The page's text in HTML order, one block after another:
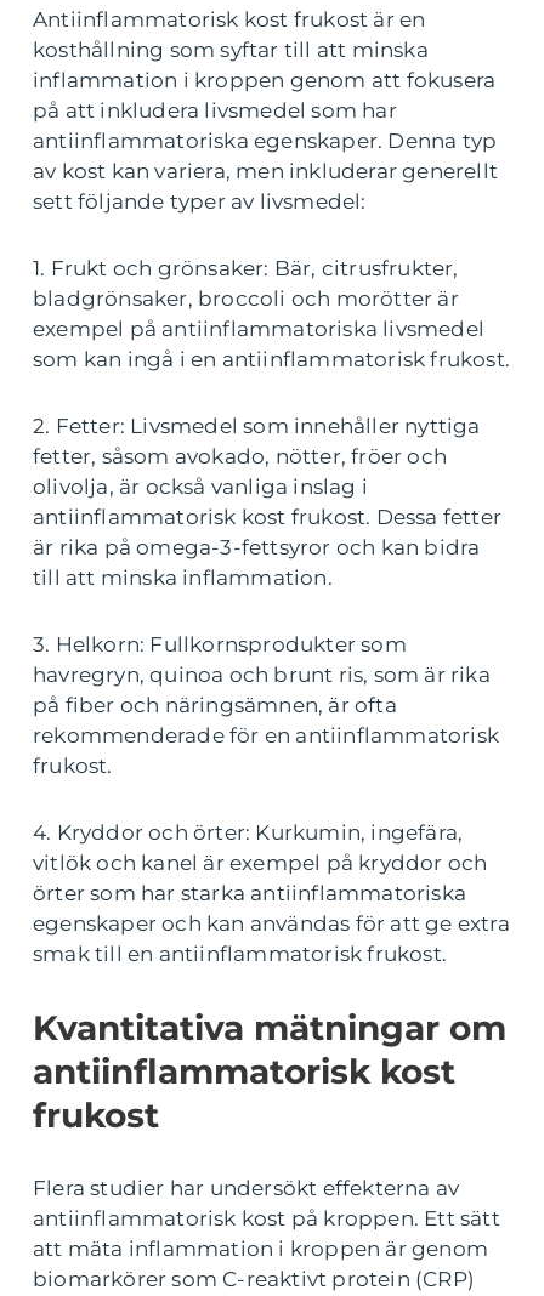
Antiinflammatorisk kost frukost är en
kosthållning som syftar till att minska
inflammation i kroppen genom att fokusera
på att inkludera livsmedel som har
antiinflammatoriska egenskaper. Denna typ
av kost kan variera, men inkluderar generellt
sett följande typer av livsmedel:
1. Frukt och grönsaker: Bär, citrusfrukter,
bladgrönsaker, broccoli och morötter är
exempel på antiinflammatoriska livsmedel
som kan ingå i en antiinflammatorisk frukost.
2. Fetter: Livsmedel som innehåller nyttiga
fetter, såsom avokado, nötter, fröer och
olivolja, är också vanliga inslag i
antiinflammatorisk kost frukost. Dessa fetter
är rika på omega-3-fettsyror och kan bidra
till att minska inflammation.
3. Helkorn: Fullkornsprodukter som
havregryn, quinoa och brunt ris, som är rika
på fiber och näringsämnen, är ofta
rekommenderade för en antiinflammatorisk
frukost.
4. Kryddor och örter: Kurkumin, ingefära,
vitlök och kanel är exempel på kryddor och
örter som har starka antiinflammatoriska
egenskaper och kan användas för att ge extra
smak till en antiinflammatorisk frukost.
Kvantitativa mätningar om
antiinflammatorisk kost
frukost
Flera studier har undersökt effekterna av
antiinflammatorisk kost på kroppen. Ett sätt
att mäta inflammation i kroppen är genom
biomarkörer som C-reaktivt protein (CRP)